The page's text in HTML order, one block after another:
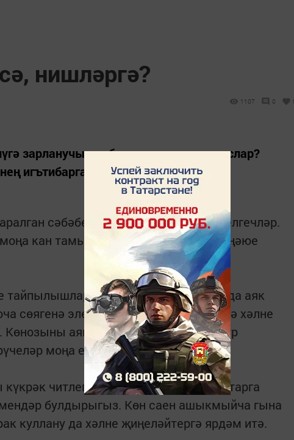
нишләргә?
1107 0
зарланучылар бармы арагызда, дуслар?
игътибарга.
сәбәбе — артык авырлык, ди белгечләр.
моңа кан тамырларының варикозлы киңәюе
тайпылышлар, инфекцияле авырулар да аяк
сөягенә элек ясалган операцияләр дә хәлне
аяк өстендә эшләргә мәҗбүр
моңа еш зарлана.
читлегеннән өскәрәк күтәреп ятарга
булдырыгыз. Көн саен ашыкмыйча гына
куллану да хәлне җиңеләйтергә ярдәм итә.